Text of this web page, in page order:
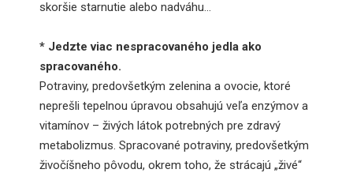
skoršie starnutie alebo nadváhu…
* Jedzte viac nespracovaného jedla ako
spracovaného.
Potraviny, predovšetkým zelenina a ovocie, ktoré
neprešli tepelnou úpravou obsahujú veľa enzýmov a
vitamínov – živých látok potrebných pre zdravý
metabolizmus. Spracované potraviny, predovšetkým
živočíšneho pôvodu, okrem toho, že strácajú „živé“